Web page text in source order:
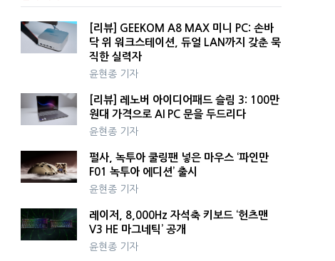
[리뷰] GEEKOM A8 MAX 미니 PC: 손바
닥 위 워크스테이션, 듀얼 LAN까지 갖춘 묵
직한 실력자
윤현종 기자
[리뷰] 레노버 아이디어패드 슬림 3: 100만
원대 가격으로 AI PC 문을 두드리다
윤현종 기자
펄사, 녹투아 쿨링팬 넣은 마우스 ‘파인만
F01 녹투아 에디션’ 출시
윤현종 기자
레이저, 8,000Hz 자석축 키보드 ‘헌츠맨
V3 HE 마그네틱’ 공개
윤현종 기자